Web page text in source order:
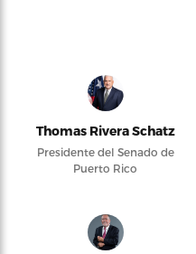
Thomas Rivera Schatz
Presidente del Senado de
Puerto Rico